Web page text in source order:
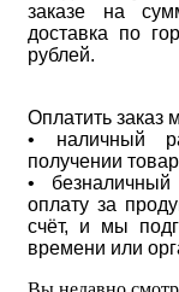
заказе на
доставка по
рублей.
Оплатить заказ
• наличный
получении
•
оплату за
счёт, и мы
времени или